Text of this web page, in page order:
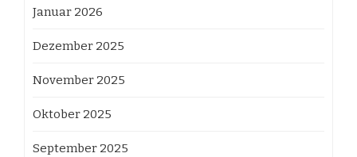
Januar 2026
Dezember 2025
November 2025
Oktober 2025
September 2025